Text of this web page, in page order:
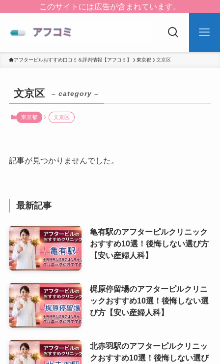
このサイトには広告が含まれています。
アフターピルおすすめ口コミ＆評判情報【アフコミ】 東京都 文京区
文京区 – category –
東京都 文京区
記事が見つかりませんでした。
最新記事
亀有駅のアフターピルクリニック
おすすめ10選！後悔しない選び方
【安い産婦人科】
梶原停留場のアフターピルクリニ
ックおすすめ10選！後悔しない選
び方【安い産婦人科】
北赤羽駅のアフターピルクリニッ
クおすすめ10選！後悔しない選び